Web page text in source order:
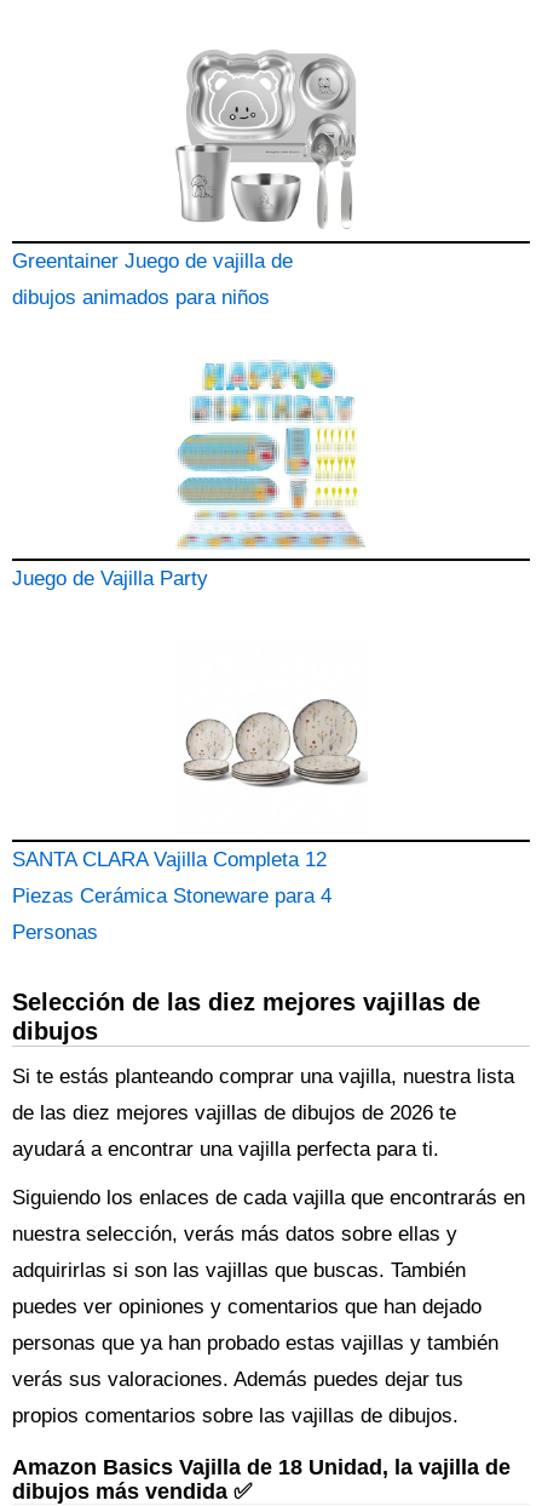
Greentainer Juego de vajilla de
dibujos animados para niños
Juego de Vajilla Party
SANTA CLARA Vajilla Completa 12
Piezas Cerámica Stoneware para 4
Personas
Selección de las diez mejores vajillas de
dibujos
Si te estás planteando comprar una vajilla, nuestra lista
de las diez mejores vajillas de dibujos de 2026 te
ayudará a encontrar una vajilla perfecta para ti.
Siguiendo los enlaces de cada vajilla que encontrarás en
nuestra selección, verás más datos sobre ellas y
adquirirlas si son las vajillas que buscas. También
puedes ver opiniones y comentarios que han dejado
personas que ya han probado estas vajillas y también
verás sus valoraciones. Además puedes dejar tus
propios comentarios sobre las vajillas de dibujos.
Amazon Basics Vajilla de 18 Unidad, la vajilla de
dibujos más vendida ✅